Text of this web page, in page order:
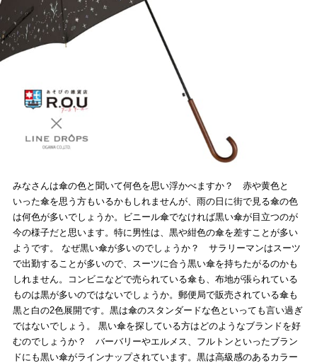
みなさんは傘の色と聞いて何色を思い浮かべますか？ 赤や黄色と
いった傘を思う方もいるかもしれませんが、雨の日に街で見る傘の色
は何色が多いでしょうか。ビニール傘でなければ黒い傘が目立つのが
今の様子だと思います。特に男性は、黒や紺色の傘を差すことが多い
ようです。 なぜ黒い傘が多いのでしょうか？ サラリーマンはスーツ
で出勤することが多いので、スーツに合う黒い傘を持ちたがるのかも
しれません。コンビニなどで売られている傘も、布地が張られている
ものは黒が多いのではないでしょうか。郵便局で販売されている傘も
黒と白の2色展開です。黒は傘のスタンダードな色といっても言い過ぎ
ではないでしょう。 黒い傘を探している方はどのようなブランドを好
むのでしょうか？ バーバリーやエルメス、フルトンといったブラン
ドにも黒い傘がラインナップされています。黒は高級感のあるカラー